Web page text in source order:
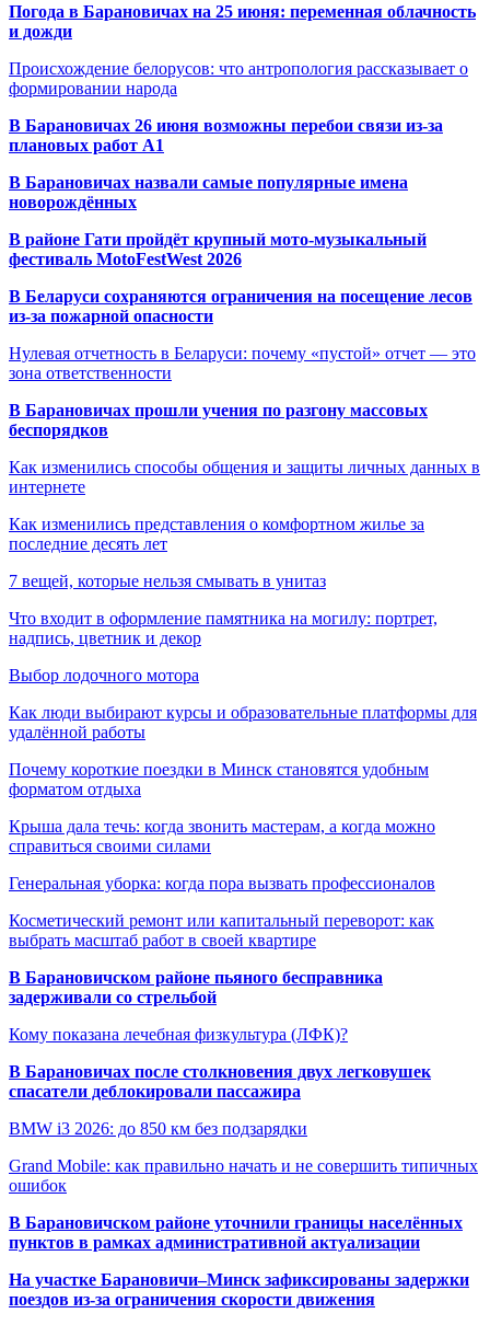
Погода в Барановичах на 25 июня: переменная облачность
и дожди
Происхождение белорусов: что антропология рассказывает о
формировании народа
В Барановичах 26 июня возможны перебои связи из-за
плановых работ A1
В Барановичах назвали самые популярные имена
новорождённых
В районе Гати пройдёт крупный мото-музыкальный
фестиваль MotoFestWest 2026
В Беларуси сохраняются ограничения на посещение лесов
из-за пожарной опасности
Нулевая отчетность в Беларуси: почему «пустой» отчет — это
зона ответственности
В Барановичах прошли учения по разгону массовых
беспорядков
Как изменились способы общения и защиты личных данных в
интернете
Как изменились представления о комфортном жилье за
последние десять лет
7 вещей, которые нельзя смывать в унитаз
Что входит в оформление памятника на могилу: портрет,
надпись, цветник и декор
Выбор лодочного мотора
Как люди выбирают курсы и образовательные платформы для
удалённой работы
Почему короткие поездки в Минск становятся удобным
форматом отдыха
Крыша дала течь: когда звонить мастерам, а когда можно
справиться своими силами
Генеральная уборка: когда пора вызвать профессионалов
Косметический ремонт или капитальный переворот: как
выбрать масштаб работ в своей квартире
В Барановичском районе пьяного бесправника
задерживали со стрельбой
Кому показана лечебная физкультура (ЛФК)?
В Барановичах после столкновения двух легковушек
спасатели деблокировали пассажира
BMW i3 2026: до 850 км без подзарядки
Grand Mobile: как правильно начать и не совершить типичных
ошибок
В Барановичском районе уточнили границы населённых
пунктов в рамках административной актуализации
На участке Барановичи–Минск зафиксированы задержки
поездов из-за ограничения скорости движения